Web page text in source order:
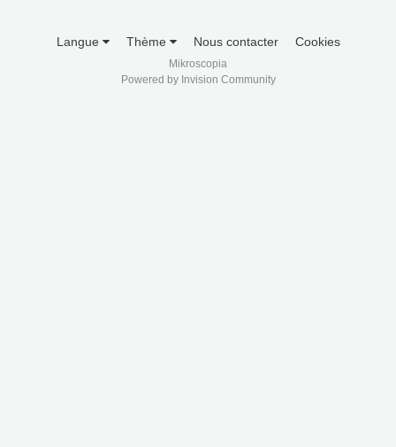
Langue Thème Nous contacter Cookies
Mikroscopia
Powered by Invision Community